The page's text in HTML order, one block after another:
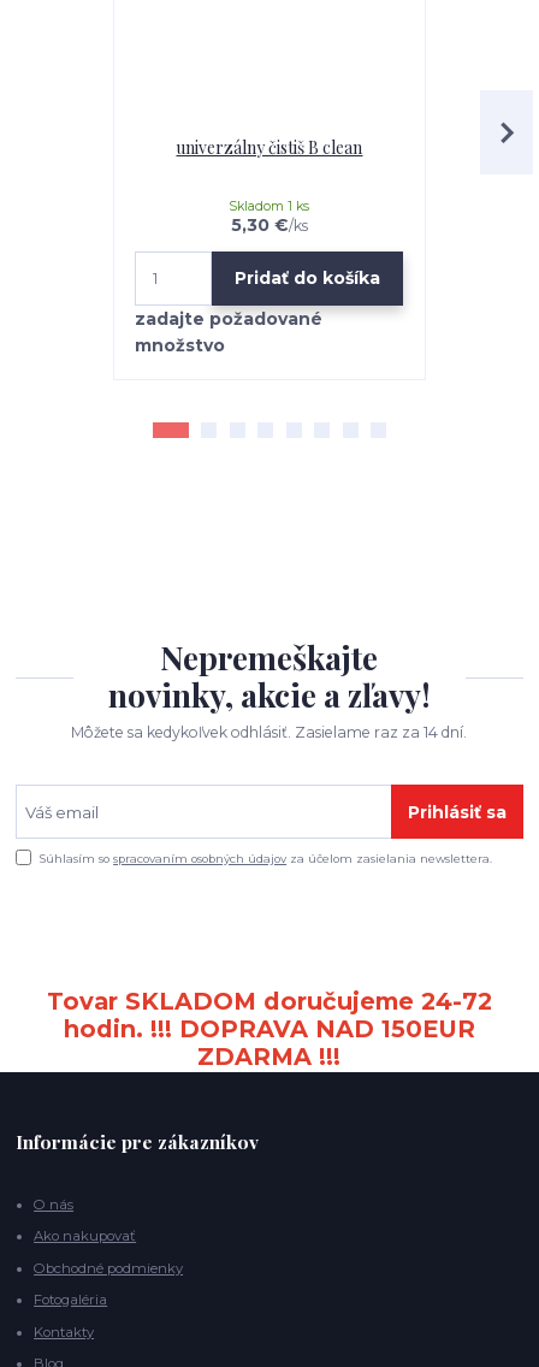
univerzálny čistiš B clean
5,30 €/ks
Skladom 1 ks
Pridať do košíka
Nepremeškajte
novinky, akcie a zľavy!
Môžete sa kedykoľvek odhlásiť. Zasielame raz za 14 dní.
Prihlásiť sa
Súhlasím sospracovaním osobných údajov za účelom zasielania newslettera.
Tovar SKLADOM doručujeme 24-72
hodin. !!! DOPRAVA NAD 150EUR
ZDARMA !!!
Informácie pre zákazníkov
O nás
Ako nakupovať
Obchodné podmienky
Fotogaléria
Kontakty